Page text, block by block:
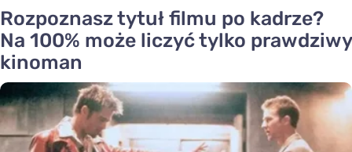
Rozpoznasz tytuł filmu po kadrze?
Na 100% może liczyć tylko prawdziwy
kinoman